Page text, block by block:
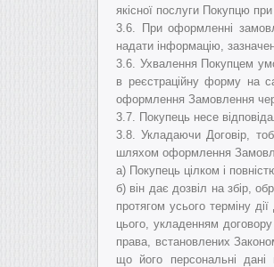
якісної послуги Покупцю
3.6.
При оформленні
надати інформацію,
3.6. Ухвалення Покупцем
в реєстраційну форму на
оформлення Замовлення
3.7. Покупець несе
3.8. Укладаючи Договір,
шляхом оформлення
а) Покупець цілком і
б) він дає дозвіл на збір,
протягом усього терміну
цього, укладенням
права, встановлених
що його персональні